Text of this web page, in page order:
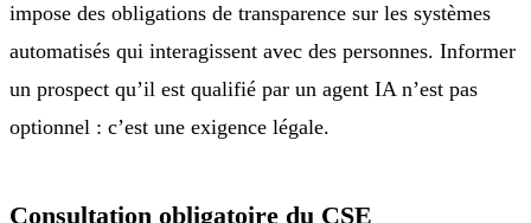
impose des obligations de transparence sur les systèmes
automatisés qui interagissent avec des personnes. Informer
un prospect qu’il est qualifié par un agent IA n’est pas
optionnel : c’est une exigence légale.
Consultation obligatoire du CSE